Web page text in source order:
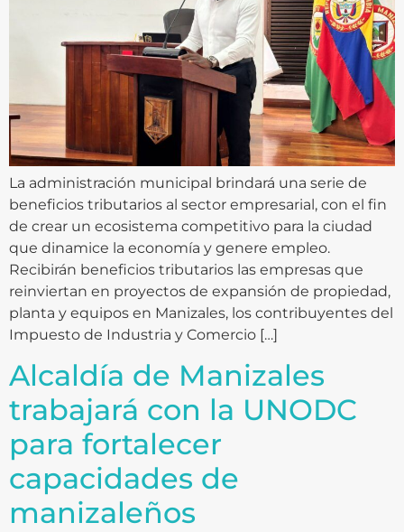
La administración municipal brindará una serie de
beneficios tributarios al sector empresarial, con el fin
de crear un ecosistema competitivo para la ciudad
que dinamice la economía y genere empleo.
Recibirán beneficios tributarios las empresas que
reinviertan en proyectos de expansión de propiedad,
planta y equipos en Manizales, los contribuyentes del
Impuesto de Industria y Comercio […]
Alcaldía de Manizales
trabajará con la UNODC
para fortalecer
capacidades de
manizaleños